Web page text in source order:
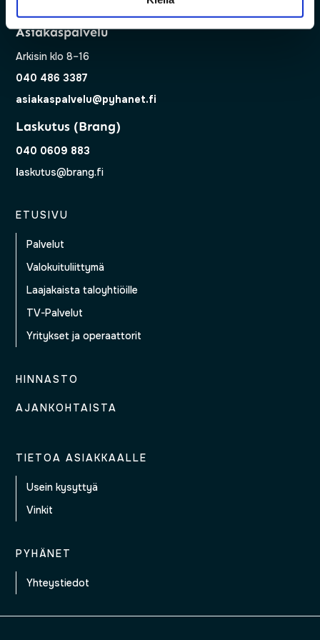
Asiakaspalvelu
Arkisin klo 8–16
040 486 3387
asiakaspalvelu@pyhanet.fi
Laskutus (Brang)
040 0609 883
laskutus@brang.fi
ETUSIVU
Palvelut
Valokuituliittymä
Laajakaista taloyhtiöille
TV-Palvelut
Yritykset ja operaattorit
HINNASTO
AJANKOHTAISTA
TIETOA ASIAKKAALLE
Usein kysyttyä
Vinkit
PYHÄNET
Yhteystiedot